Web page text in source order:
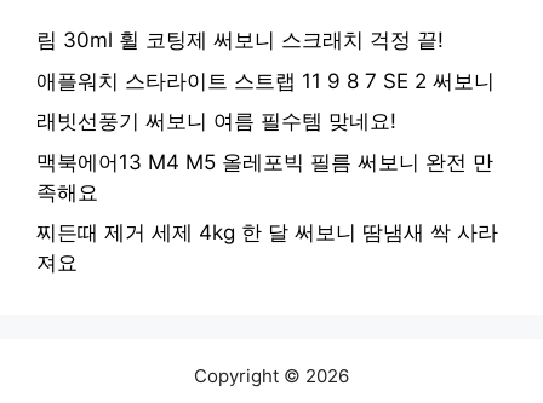
림 30ml 휠 코팅제 써보니 스크래치 걱정 끝!
애플워치 스타라이트 스트랩 11 9 8 7 SE 2 써보니
래빗선풍기 써보니 여름 필수템 맞네요!
맥북에어13 M4 M5 올레포빅 필름 써보니 완전 만
족해요
찌든때 제거 세제 4kg 한 달 써보니 땀냄새 싹 사라
져요
Copyright © 2026